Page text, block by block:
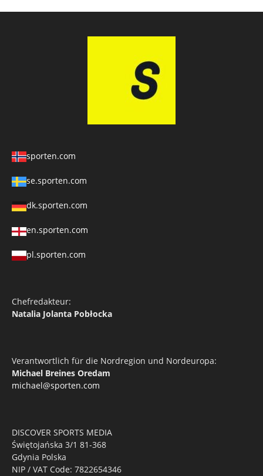
sporten.com
se.sporten.com
dk.sporten.com
en.sporten.com
pl.sporten.com
Chefredakteur:
Natalia Jolanta Pobłocka
Verantwortlich für die Nordregion und Nordeuropa:
Michael Breines Oredam
michael@sporten.com
DISCOVER SPORTS MEDIA
Świętojańska 3/1 81-368
Gdynia Polska
NIP / VAT Code: 7822654346